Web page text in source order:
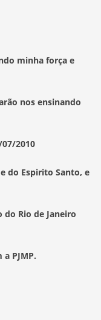
minha força e
nos ensinando
2010
do Espirito Santo, e
do Rio de Janeiro
PJMP.